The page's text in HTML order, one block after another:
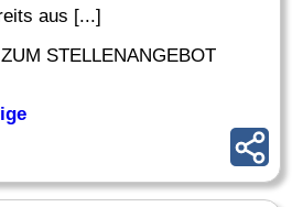
aus [...]
STELLENANGEBOT